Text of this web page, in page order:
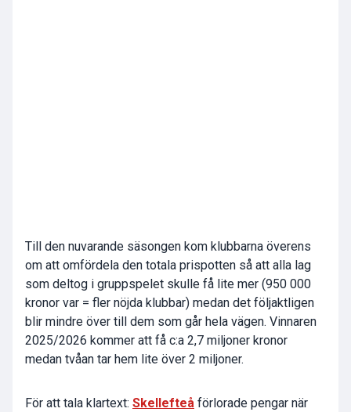
Till den nuvarande säsongen kom klubbarna överens
om att omfördela den totala prispotten så att alla lag
som deltog i gruppspelet skulle få lite mer (950 000
kronor var = fler nöjda klubbar) medan det följaktligen
blir mindre över till dem som går hela vägen. Vinnaren
2025/2026 kommer att få c:a 2,7 miljoner kronor
medan tvåan tar hem lite över 2 miljoner.
För att tala klartext: Skellefteå förlorade pengar när